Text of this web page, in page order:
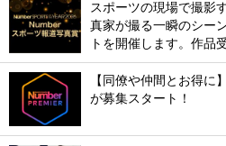
スポーツの現場で撮影
真家が撮る一瞬のシー
トを開催します。作品
【同僚や仲間とお得に
が募集スタート！